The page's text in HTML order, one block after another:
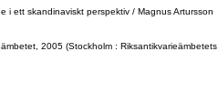
i ett skandinaviskt perspektiv / Magnus Artursson
2005 (Stockholm : Riksantikvarieämbetets